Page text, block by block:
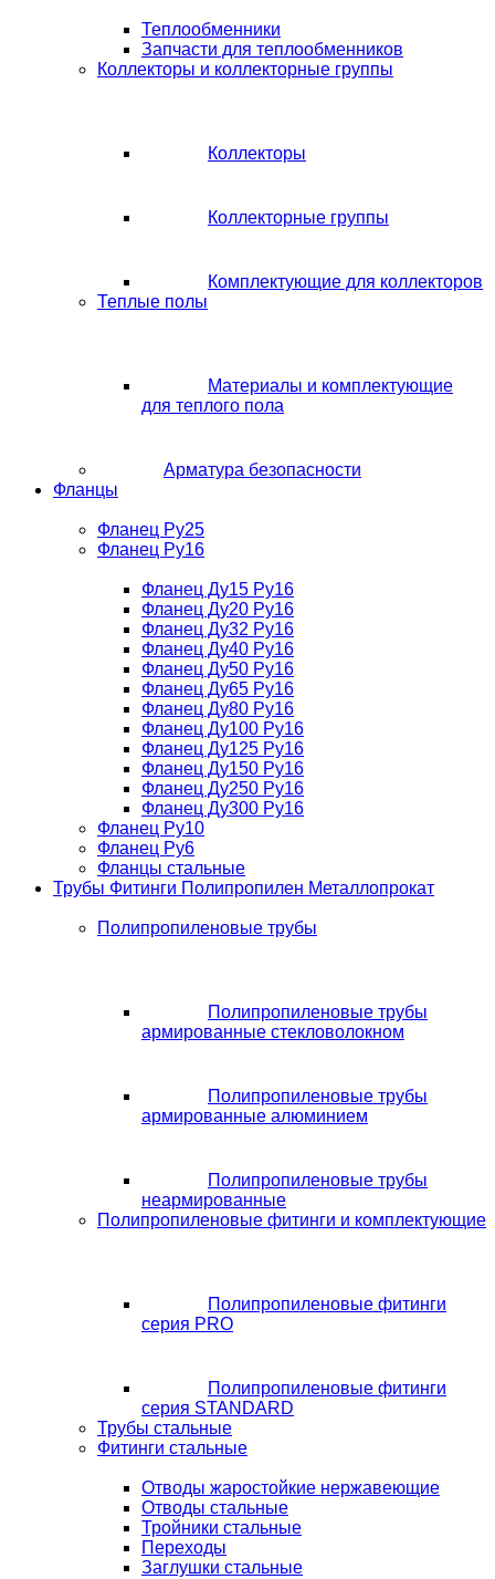
Теплообменники
Запчасти для теплообменников
Коллекторы и коллекторные группы
Коллекторы
Коллекторные группы
Комплектующие для коллекторов
Теплые полы
Материалы и комплектующие
для теплого пола
Арматура безопасности
Фланцы
Фланец Ру25
Фланец Ру16
Фланец Ду15 Ру16
Фланец Ду20 Ру16
Фланец Ду32 Ру16
Фланец Ду40 Ру16
Фланец Ду50 Ру16
Фланец Ду65 Ру16
Фланец Ду80 Ру16
Фланец Ду100 Ру16
Фланец Ду125 Ру16
Фланец Ду150 Ру16
Фланец Ду250 Ру16
Фланец Ду300 Ру16
Фланец Ру10
Фланец Ру6
Фланцы стальные
Трубы Фитинги Полипропилен Металлопрокат
Полипропиленовые трубы
Полипропиленовые трубы
армированные стекловолокном
Полипропиленовые трубы
армированные алюминием
Полипропиленовые трубы
неармированные
Полипропиленовые фитинги и комплектующие
Полипропиленовые фитинги
серия PRO
Полипропиленовые фитинги
серия STANDARD
Трубы стальные
Фитинги стальные
Отводы жаростойкие нержавеющие
Отводы стальные
Тройники стальные
Переходы
Заглушки стальные